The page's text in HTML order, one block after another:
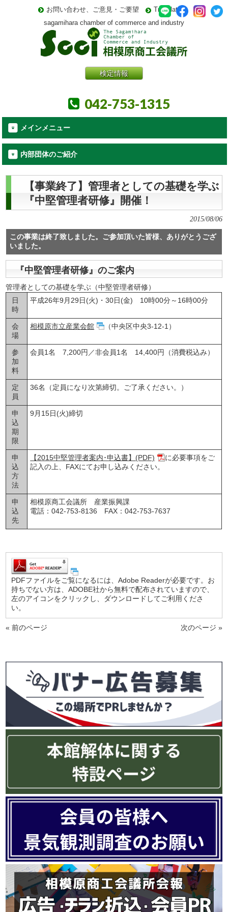
sagamihara chamber of commerce and industry
お問い合わせ、ご意見・ご要望 Translate
検定情報
042-753-1315
メインメニュー
内部団体のご紹介
【事業終了】管理者としての基礎を学ぶ
『中堅管理者研修』開催！
2015/08/06
この事業は終了致しました。ご参加頂いた皆様、ありがとうござ
いました。
『中堅管理者研修』のご案内
管理者としての基礎を学ぶ（中堅管理者研修）
日
時
平成26年9月29日(火)・30日(金) 10時00分～16時00分
会
場
相模原市立産業会館 （中央区中央3-12-1）
参
加
料
会員1名 7,200円／非会員1名 14,400円（消費税込み）
定
員
36名（定員になり次第締切。ご了承ください。）
申
込
期
限
9月15日(火)締切
申
込
方
法
【2015中堅管理者案内･申込書】(PDF)
に必要事項をご
記入の上、FAXにてお申し込みください。
申
込
先
相模原商工会議所 産業振興課
電話：042-753-8136 FAX：042-753-7637
PDFファイルをご覧になるには、Adobe Readerが必要です。お
持ちでない方は、ADOBE社から無料で配布されていますので、
左のアイコンをクリックし、ダウンロードしてご利用くださ
い。
« 前のページ 次のページ »